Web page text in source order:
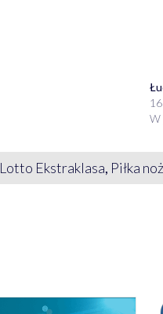
W
Lotto Ekstraklasa, Piłka